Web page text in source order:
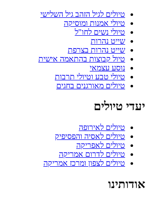
טיולים לגיל הזהב גיל השלישי
טיולי אמנות ומוסיקה
טיולי נשים לחו"ל
שייט נהרות
שייט נהרות בצרפת
טיול קבוצות בהתאמה אישית
נוסע עצמאי
טיולי טבע וטיולי תרבות
טיולים מאורגנים בחגים
יעדי טיולים
טיולים לאירופה
טיולים לאסיה והפסיפיק
טיולים לאפריקה
טיולים לדרום אמריקה
טיולים לצפון ומרכז אמריקה
אודותינו